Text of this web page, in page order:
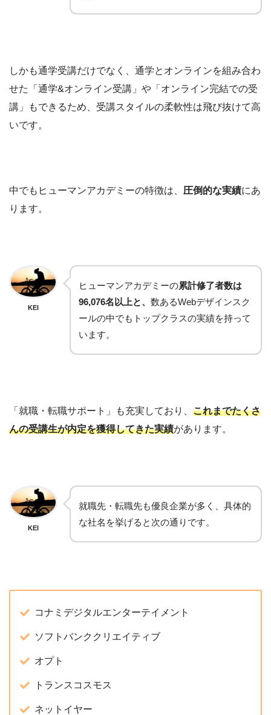
しかも通学受講だけでなく、通学とオンラインを組み合わ
せた「通学&オンライン受講」や「オンライン完結での受
講」もできるため、受講スタイルの柔軟性は飛び抜けて高
いです。
中でもヒューマンアカデミーの特徴は、 圧倒的な実績にあ
ります。
KEI
ヒューマンアカデミーの累計修了者数は
96,076名以上と、 数あるWebデザインスク
ールの中でもトップクラスの実績を持って
います。
「就職・転職サポート」も充実しており、 これまでたくさ
んの受講生が内定を獲得してきた実績があります。
KEI
就職先・転職先も優良企業が多く、具体的
な社名を挙げると次の通りです。
コナミデジタルエンターテイメント
ソフトバンククリエイティブ
オプト
トランスコスモス
ネットイヤー